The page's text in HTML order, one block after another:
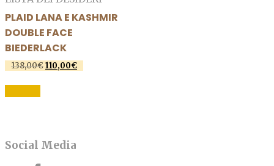
PLAID LANA E KASHMIR
DOUBLE FACE
BIEDERLACK
138,00€Il
110,00€Il
Questo
prodotto
varianti.
Social Media